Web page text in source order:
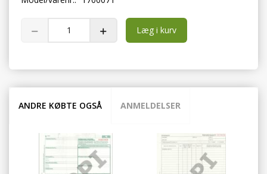
Læg i kurv
ANDRE KØBTE OGSÅ ANMELDELSER